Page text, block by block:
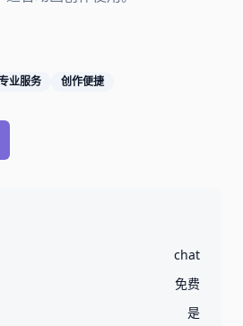
业服务 创作便捷
chat
免费
是